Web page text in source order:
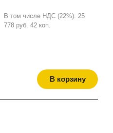
В том числе НДС (22%): 25
778 руб. 42 коп.
В корзину